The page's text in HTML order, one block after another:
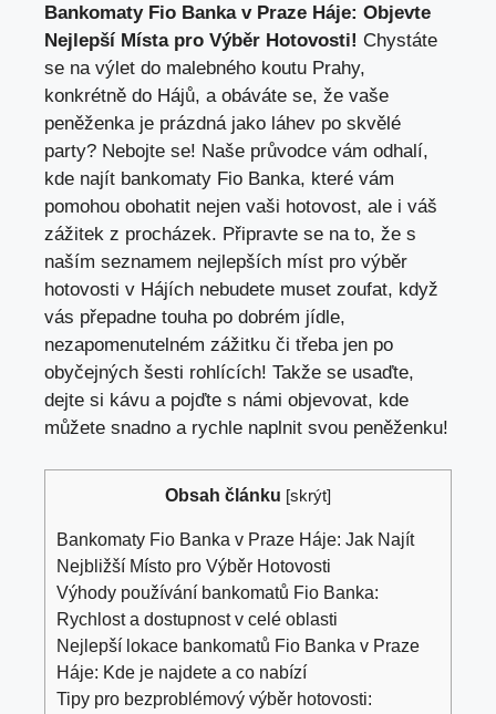
Bankomaty Fio Banka⁣ v Praze Háje: Objevte
Nejlepší ​Místa pro Výběr Hotovosti! Chystáte
se na výlet do malebného koutu ⁤Prahy,
konkrétně do‍ Hájů, a obáváte se, že vaše
peněženka je prázdná jako láhev po skvělé
party? Nebojte ⁤se!⁢ Naše průvodce vám odhalí,
kde najít bankomaty Fio​ Banka, které vám ​
pomohou obohatit nejen vaši hotovost, ale i váš
zážitek z ‌procházek. Připravte ‍se na to,‍ že s
naším seznamem nejlepších míst ⁣pro výběr
hotovosti v Hájích ​nebudete muset zoufat,⁤ když
vás přepadne touha po dobrém jídle,
nezapomenutelném ⁢zážitku či ⁣třeba jen po⁤
obyčejných šesti rohlících! Takže ​se usaďte,
dejte si ⁢kávu a pojďte s námi objevovat,⁢ kde
můžete snadno a rychle naplnit svou peněženku!
Obsah článku [skrýt]
Bankomaty Fio Banka v Praze Háje: Jak Najít‍
Nejbližší Místo‍ pro‍ Výběr Hotovosti
Výhody používání bankomatů Fio Banka:⁤
Rychlost a dostupnost v⁢ celé‍ oblasti
Nejlepší‍ lokace bankomatů Fio⁤ Banka⁤ v Praze
Háje:⁣ Kde je najdete a co nabízí
Tipy pro bezproblémový výběr hotovosti: